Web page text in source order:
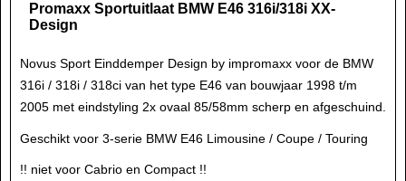
Promaxx Sportuitlaat BMW E46 316i/318i XX-
Design
Novus Sport Einddemper Design by impromaxx voor de BMW
316i / 318i / 318ci van het type E46 van bouwjaar 1998 t/m
2005 met eindstyling 2x ovaal 85/58mm scherp en afgeschuind.
Geschikt voor 3-serie BMW E46 Limousine / Coupe / Touring
!! niet voor Cabrio en Compact !!